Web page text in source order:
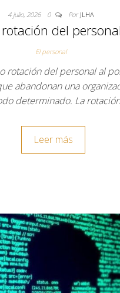
4 julio, 2026 0 Por JLHA
del personal
El personal
rotación del personal al
abandonan una
determinado. La
Leer más